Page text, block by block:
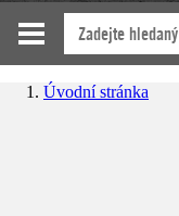
Úvodní stránka